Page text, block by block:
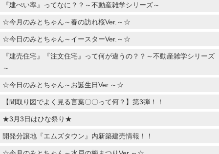
『建ぺい率』ってなに？？～不動産雑学シリーズ～
☆今月のみとちゃん～春の訪れ桜Ver.～☆
☆今日のみとちゃん～イースターVer.～☆
『建売住宅』『注文住宅』って何が違うの？？～不動産雑学シリーズ
～
☆今日のみとちゃん～お誕生日Ver.～☆
【間取り図でよく見る言葉〇〇って何？】第3弾！！
★3月3日はひな祭り★
開発分譲地『エムズタウン』内新築建売情報！！